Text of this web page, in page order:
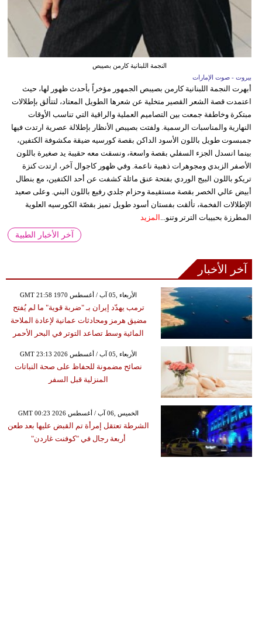
النجمة اللبنانية كارمن بصيبص
بيروت - صوت الإمارات
أبهرت النجمة اللبنانية كارمن بصيبص الجمهور مؤخراً بأحدث ظهور لها، حيث
اعتمدت قصة الشعر القصير متخلية عن شعرها الطويل المعتاد، لتتألق بإطلالات
مبتكرة وخاطفة جمعت بين التصاميم العملية والراقية التي تناسب الأوقات
النهارية والمناسبات الرسمية. ولفتت بصيبص الأنظار بإطلالة عصرية ارتدت فيها
جمبسوت طويل باللون الأسود الداكن بقصة كورسيه ضيقة مكشوفة الكتفين،
بينما انسدل الجزء السفلي بقصة واسعة، ونسقت معه حقيبة يد صغيرة باللون
الأصفر الزبدي ومجوهرات ذهبية ناعمة. وفي ظهور كاجوال آخر، ارتدت كنزة
تريكو باللون البيج الوردي بفتحة عنق مائلة كشفت عن أحد الكتفين، مع بنطال
أبيض عالي الخصر بقصة مستقيمة وحزام جلدي رفيع باللون البني. وعلى صعيد
الإطلالات الفخمة، تألقت بفستان أسود طويل تميز بقصّة الكورسيه العلوية
المطرزة بحبيبات الترتر وتنو... المزيد
آخر الأخبار الطبية
آخر الأخبار
GMT 21:58 1970 الأربعاء ,05 آب / أغسطس
ترمب يهدّد إيران بـ "ضربة قوية" ما لم يُفتح
مضيق هرمز ومحادثات عمانية لإعادة الملاحة
المائية وسط تصاعد التوتر في البحر الأحمر
GMT 23:13 2026 الأربعاء ,05 آب / أغسطس
نصائح مضمونة للحفاظ على صحة النباتات
المنزلية قبل السفر
GMT 00:23 2026 الخميس ,06 آب / أغسطس
الشرطة تعتقل إمرأة تم القبض عليها بعد طعن
أربعة رجال في "كوفنت غاردن"